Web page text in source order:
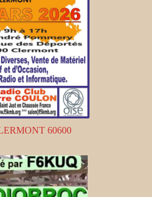
60600